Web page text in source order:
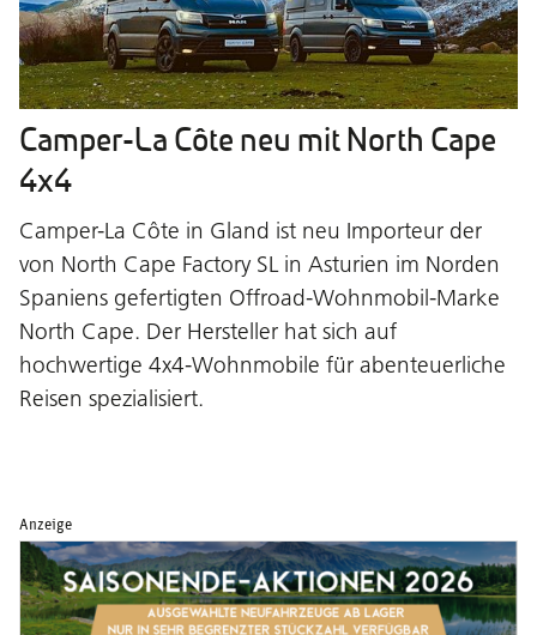
Camper-La Côte neu mit North Cape
4x4
Camper-La Côte in Gland ist neu Importeur der
von North Cape Factory SL in Asturien im Norden
Spaniens gefertigten Offroad-Wohnmobil-Marke
North Cape. Der Hersteller hat sich auf
hochwertige 4x4-Wohnmobile für abenteuerliche
Reisen spezialisiert.
Anzeige